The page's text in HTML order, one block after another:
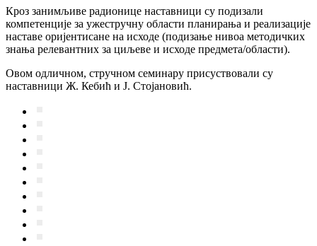
Кроз занимљиве радионице наставници су подизали
компетенције за ужестручну области планирања и реализације
наставе оријентисане на исходе (подизање нивоа методичких
знања релевантних за циљеве и исходе предмета/области).
Овом одличном, стручном семинару присуствовали су
наставници Ж. Кебић и Ј. Стојановић.